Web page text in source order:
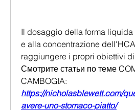
Il dosaggio della forma
e alla concentrazione
raggiungere i propri obiettivi
Смотрите статьи по теме
CAMBOGIA:
https://nicholasblewett.com/
avere-uno-stomaco-piatto/